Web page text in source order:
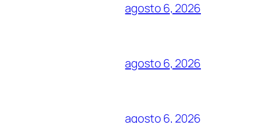
agosto 6, 2026
agosto 6, 2026
agosto 6, 2026